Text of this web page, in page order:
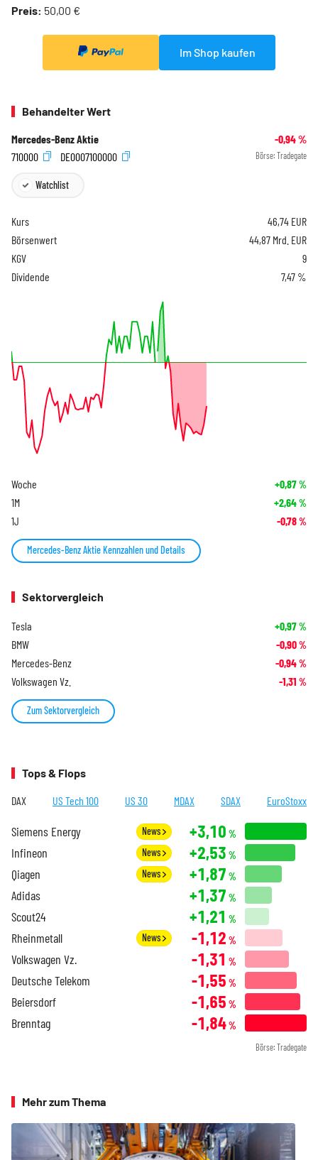
Preis: 50,00 €
Im Shop kaufen
Behandelter Wert
Mercedes-Benz Aktie -0,94%
710000
DE0007100000 Börse: Tradegate
Watchlist
Kurs 46,74 EUR
Börsenwert
44,87 Mrd. EUR
KGV
9
Dividende
7,47 %
Woche +0,87%
1M +2,64%
1J -0,78%
Mercedes-Benz Aktie Kennzahlen und Details
Sektorvergleich
Tesla +0,97%
BMW -0,90%
Mercedes-Benz -0,94%
Volkswagen Vz. -1,31 %
Zum Sektorvergleich
Tops & Flops
DAX US Tech 100 US 30 MDAX SDAX EuroStoxx
Siemens Energy News +3,10 %
Infineon News +2,53 %
Qiagen News +1,87 %
Adidas +1,37 %
Scout24 +1,21 %
Rheinmetall News -1,12 %
Volkswagen Vz. -1,31 %
Deutsche Telekom -1,55 %
Beiersdorf -1,65 %
Brenntag -1,84%
Börse: Tradegate
Mehr zum Thema